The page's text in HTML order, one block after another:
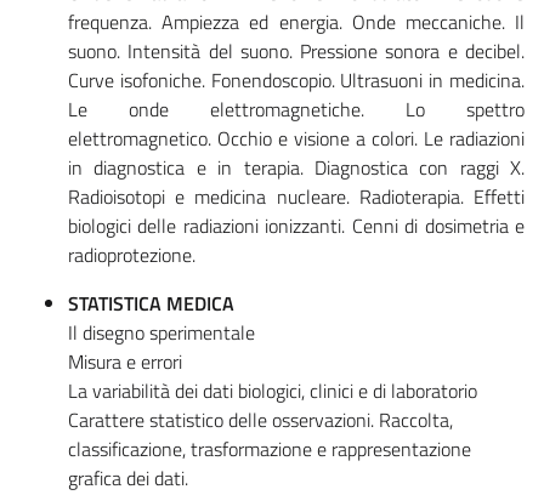
frequenza. Ampiezza ed energia. Onde meccaniche. Il
suono. Intensità del suono. Pressione sonora e decibel.
Curve isofoniche. Fonendoscopio. Ultrasuoni in medicina.
Le onde elettromagnetiche. Lo spettro
elettromagnetico. Occhio e visione a colori. Le radiazioni
in diagnostica e in terapia. Diagnostica con raggi X.
Radioisotopi e medicina nucleare. Radioterapia. Effetti
biologici delle radiazioni ionizzanti. Cenni di dosimetria e
radioprotezione.
STATISTICA MEDICA
Il disegno sperimentale
Misura e errori
La variabilità dei dati biologici, clinici e di laboratorio
Carattere statistico delle osservazioni. Raccolta,
classificazione, trasformazione e rappresentazione
grafica dei dati.